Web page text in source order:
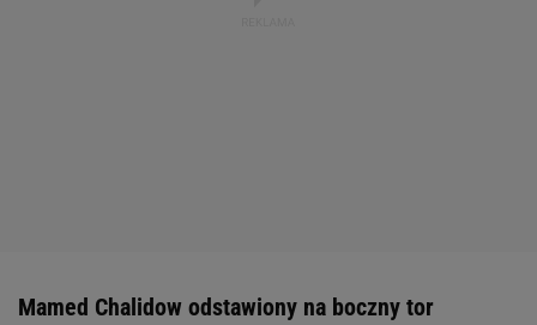
Mamed Chalidow odstawiony na boczny tor